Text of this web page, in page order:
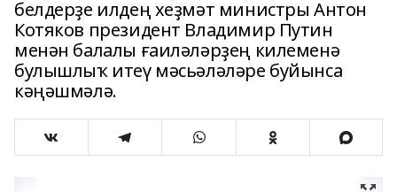
белдерҙе илдең хеҙмәт министры Антон
Котяков президент Владимир Путин
менән балалы ғаиләләрҙең килеменә
булышлыҡ итеү мәсьәләләре буйынса
кәңәшмәлә.